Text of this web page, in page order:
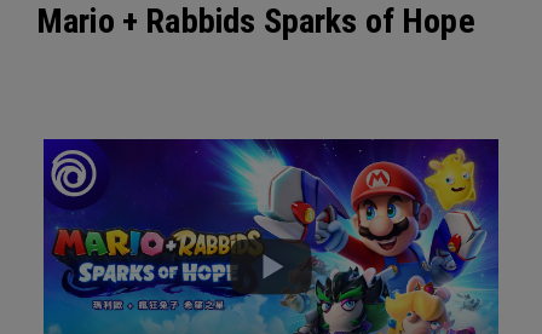
Mario + Rabbids Sparks of Hope